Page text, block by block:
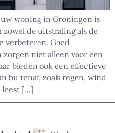
woning in Groningen is
de uitstraling als de
verbeteren. Goed
niet alleen voor een
bieden ook een effectieve
buitenaf, zoals regen, wind
leest […]